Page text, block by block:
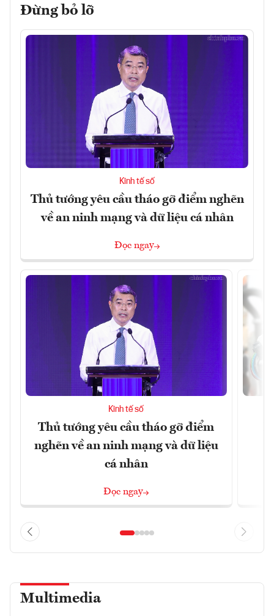
Đừng bỏ lỡ
Kinh tế số
Thủ tướng yêu cầu tháo gỡ điểm nghẽn
về an ninh mạng và dữ liệu cá nhân
Đọc ngay
Kinh tế số
Thủ tướng yêu cầu tháo gỡ điểm
nghẽn về an ninh mạng và dữ liệu
cá nhân
Đọc ngay
Multimedia